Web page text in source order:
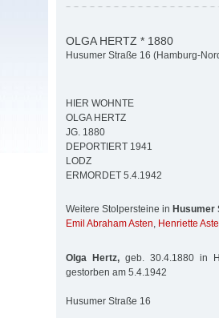
OLGA HERTZ * 1880
Husumer Straße 16 (Hamburg-
HIER WOHNTE
OLGA HERTZ
JG. 1880
DEPORTIERT 1941
LODZ
ERMORDET 5.4.1942
Weitere Stolpersteine in Husumer
Emil Abraham Asten, Henriette
Olga Hertz, geb. 30.4.1880 in
gestorben am 5.4.1942
Husumer Straße 16